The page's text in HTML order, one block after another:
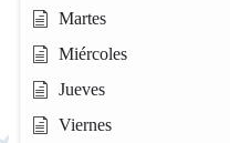
Martes
Miércoles
Jueves
Viernes